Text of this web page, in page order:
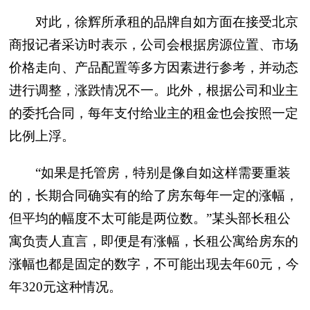
对此，徐辉所承租的品牌自如方面在接受北京
商报记者采访时表示，公司会根据房源位置、市场
价格走向、产品配置等多方因素进行参考，并动态
进行调整，涨跌情况不一。此外，根据公司和业主
的委托合同，每年支付给业主的租金也会按照一定
比例上浮。
“如果是托管房，特别是像自如这样需要重装
的，长期合同确实有的给了房东每年一定的涨幅，
但平均的幅度不太可能是两位数。”某头部长租公
寓负责人直言，即便是有涨幅，长租公寓给房东的
涨幅也都是固定的数字，不可能出现去年60元，今
年320元这种情况。